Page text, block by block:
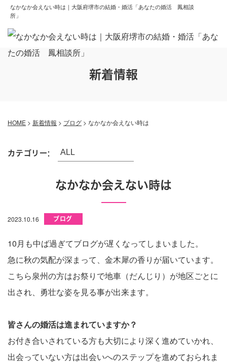
なかなか会えない時は｜大阪府堺市の結婚・婚活「あなたの婚活 鳳相談
所」
新着情報
HOME > 新着情報 > ブログ > なかなか会えない時は
カテゴリー:
なかなか会えない時は
2023.10.16 ブログ
10月も中ば過ぎてブログが遅くなってしまいました。
急に秋の気配が深まって、金木犀の香りが届いています。
こちら泉州の方はお祭りで地車（だんじり）が地区ごとに
出され、勇壮な姿を見る事が出来ます。
皆さんの婚活は進まれていますか？
お付き合いされている方も大切により深く進めていかれ、
出会っていない方は出会いへのステップを進めておられま